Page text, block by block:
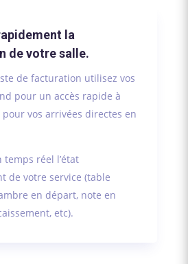
la
de votre salle.
de facturation utilisez vos
pour un accès rapide à
pour vos arrivées directes en
temps réel l’état
de votre service (table
en départ, note en
etc).